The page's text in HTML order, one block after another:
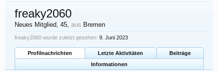
freaky2060
Neues Mitglied, 45, aus Bremen
freaky2060 wurde zuletzt gesehen: 9. Juni 2023
Profilnachrichten Letzte Aktivitäten
Beiträge
Informationen